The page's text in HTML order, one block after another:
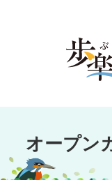
文
キ
オ
オープン